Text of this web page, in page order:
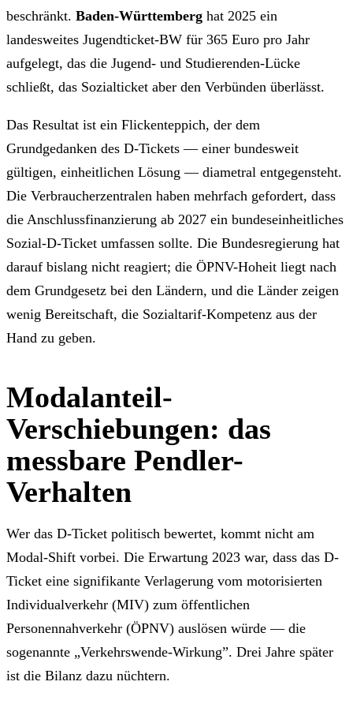
beschränkt. Baden-Württemberg hat 2025 ein
landesweites Jugendticket-BW für 365 Euro pro Jahr
aufgelegt, das die Jugend- und Studierenden-Lücke
schließt, das Sozialticket aber den Verbünden überlässt.
Das Resultat ist ein Flickenteppich, der dem
Grundgedanken des D-Tickets — einer bundesweit
gültigen, einheitlichen Lösung — diametral entgegensteht.
Die Verbraucherzentralen haben mehrfach gefordert, dass
die Anschlussfinanzierung ab 2027 ein bundeseinheitliches
Sozial-D-Ticket umfassen sollte. Die Bundesregierung hat
darauf bislang nicht reagiert; die ÖPNV-Hoheit liegt nach
dem Grundgesetz bei den Ländern, und die Länder zeigen
wenig Bereitschaft, die Sozialtarif-Kompetenz aus der
Hand zu geben.
Modalanteil-
Verschiebungen: das
messbare Pendler-
Verhalten
Wer das D-Ticket politisch bewertet, kommt nicht am
Modal-Shift vorbei. Die Erwartung 2023 war, dass das D-
Ticket eine signifikante Verlagerung vom motorisierten
Individualverkehr (MIV) zum öffentlichen
Personennahverkehr (ÖPNV) auslösen würde — die
sogenannte „Verkehrswende-Wirkung”. Drei Jahre später
ist die Bilanz dazu nüchtern.